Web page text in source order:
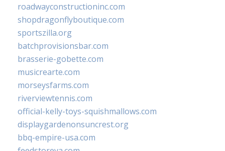
roadwayconstructioninc.com
shopdragonflyboutique.com
sportszilla.org
batchprovisionsbar.com
brasserie-gobette.com
musicrearte.com
morseysfarms.com
riverviewtennis.com
official-kelly-toys-squishmallows.com
displaygardenonsuncrest.org
bbq-empire-usa.com